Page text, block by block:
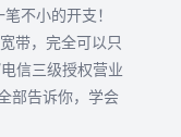
不小的开支！
带，完全可以只
信三级授权营业
部告诉你，学会